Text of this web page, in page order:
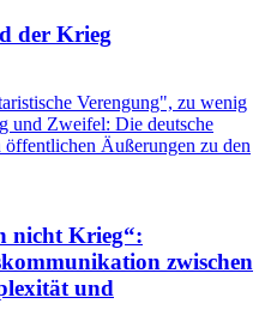
der Krieg
Verengung", zu wenig
und Zweifel: Die deutsche
Äußerungen zu den
nicht Krieg“:
zwischen
und